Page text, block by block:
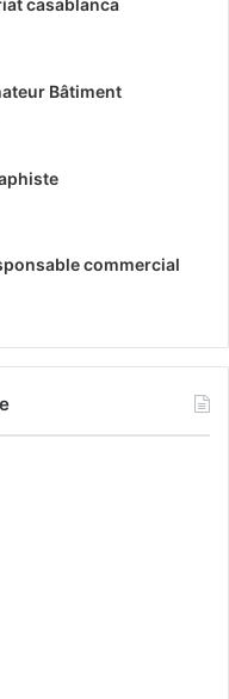
casablanca
Bâtiment
commercial